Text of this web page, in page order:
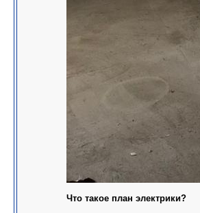
Что такое план электрики?